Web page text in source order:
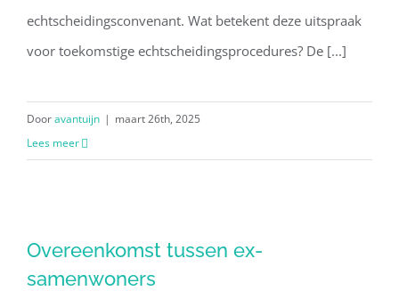
echtscheidingsconvenant. Wat betekent deze uitspraak
voor toekomstige echtscheidingsprocedures? De [...]
Dooravantuijn | maart 26th, 2025
Lees meer
samenwoners
Overeenkomst tussen ex-
samenwoners